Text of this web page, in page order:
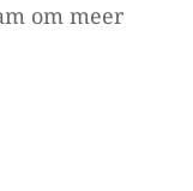
om meer